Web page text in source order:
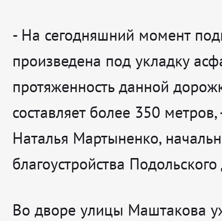
- На сегодняшний момент
произведена под укладку
протяженность данной
составляет более 350 метров,
Наталья Мартыненко,
благоустройства
Во дворе улицы Маштакова